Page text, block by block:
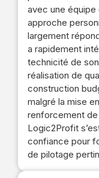
avec une
approche
largement
a rapidement
technicité de
réalisation de
construction
malgré la mise
renforcement
Logic2Profit
confiance pour
de pilotage